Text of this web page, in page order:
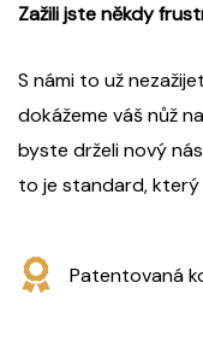
Zažili jste někdy
S námi to už
dokážeme váš nůž
byste drželi nový
to je standard,
Patentovaná